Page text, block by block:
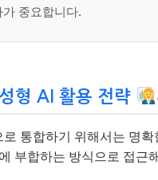
중요합니다.
형 AI 활용 전략
통합하기 위해서는 명
부합하는 방식으로 접근